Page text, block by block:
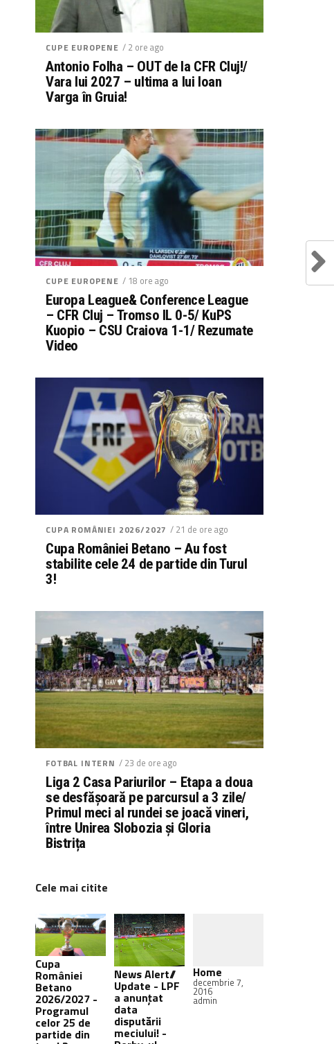
CUPE EUROPENE / 2 ore ago
Antonio Folha – OUT de la CFR Cluj!/
Vara lui 2027 – ultima a lui Ioan
Varga în Gruia!
CUPE EUROPENE / 18 ore ago
Europa League& Conference League
– CFR Cluj – Tromso IL 0-5/ KuPS
Kuopio – CSU Craiova 1-1/ Rezumate
Video
CUPA ROMÂNIEI 2026/2027 / 21 de ore ago
Cupa României Betano – Au fost
stabilite cele 24 de partide din Turul
3!
FOTBAL INTERN / 23 de ore ago
Liga 2 Casa Pariurilor – Etapa a doua
se desfășoară pe parcursul a 3 zile/
Primul meci al rundei se joacă vineri,
între Unirea Slobozia și Gloria
Bistrița
Cele mai citite
Cupa
României
Betano
2026/2027 -
Programul
celor 25 de
partide din
News Alert//
Update - LPF
a anunțat
data
disputării
meciului! -
Home
decembrie 7,
2016
admin